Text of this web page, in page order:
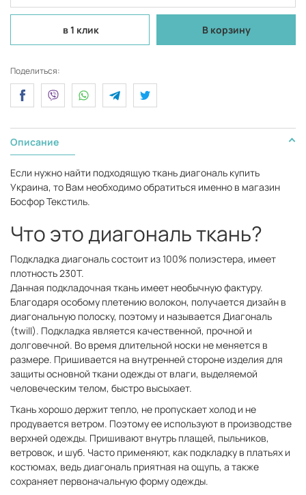
в 1 клик В корзину
Поделиться:
Описание
Если нужно найти подходящую ткань диагональ купить
Украина, то Вам необходимо обратиться именно в магазин
Босфор Текстиль.
Что это диагональ ткань?
Подкладка диагональ состоит из 100% полиэстера, имеет
плотность 230Т.
Данная подкладочная ткань имеет необычную фактуру.
Благодаря особому плетению волокон, получается дизайн в
диагональную полоску, поэтому и называется Диагональ
(twill). Подкладка является качественной, прочной и
долговечной. Во время длительной носки не меняется в
размере. Пришивается на внутренней стороне изделия для
защиты основной ткани одежды от влаги, выделяемой
человеческим телом, быстро высыхает.
Ткань хорошо держит тепло, не пропускает холод и не
продувается ветром. Поэтому ее используют в производстве
верхней одежды. Пришивают внутрь плащей, пыльников,
ветровок, и шуб. Часто применяют, как подкладку в платьях и
костюмах, ведь диагональ приятная на ощупь, а также
сохраняет первоначальную форму одежды.